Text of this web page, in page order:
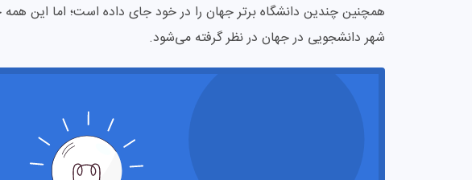
همچنین چندین دانشگاه برتر جهان را در خود جای داده است؛ اما این
شهر دانشجویی در جهان در نظر گرفته می‌شود.